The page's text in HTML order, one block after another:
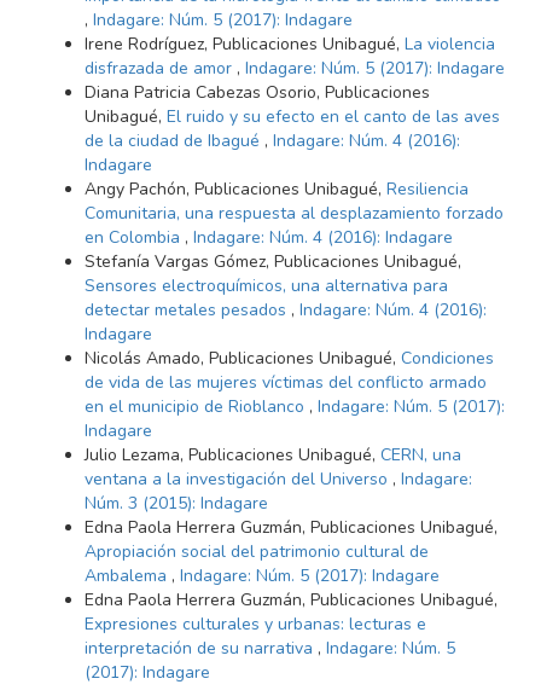
, Indagare: Núm. 5 (2017): Indagare
Irene Rodríguez, Publicaciones Unibagué, La violencia
disfrazada de amor , Indagare: Núm. 5 (2017): Indagare
Diana Patricia Cabezas Osorio, Publicaciones
Unibagué, El ruido y su efecto en el canto de las aves
de la ciudad de Ibagué , Indagare: Núm. 4 (2016):
Indagare
Angy Pachón, Publicaciones Unibagué, Resiliencia
Comunitaria, una respuesta al desplazamiento forzado
en Colombia , Indagare: Núm. 4 (2016): Indagare
Stefanía Vargas Gómez, Publicaciones Unibagué,
Sensores electroquímicos, una alternativa para
detectar metales pesados , Indagare: Núm. 4 (2016):
Indagare
Nicolás Amado, Publicaciones Unibagué, Condiciones
de vida de las mujeres víctimas del conflicto armado
en el municipio de Rioblanco , Indagare: Núm. 5 (2017):
Indagare
Julio Lezama, Publicaciones Unibagué, CERN, una
ventana a la investigación del Universo , Indagare:
Núm. 3 (2015): Indagare
Edna Paola Herrera Guzmán, Publicaciones Unibagué,
Apropiación social del patrimonio cultural de
Ambalema , Indagare: Núm. 5 (2017): Indagare
Edna Paola Herrera Guzmán, Publicaciones Unibagué,
Expresiones culturales y urbanas: lecturas e
interpretación de su narrativa , Indagare: Núm. 5
(2017): Indagare